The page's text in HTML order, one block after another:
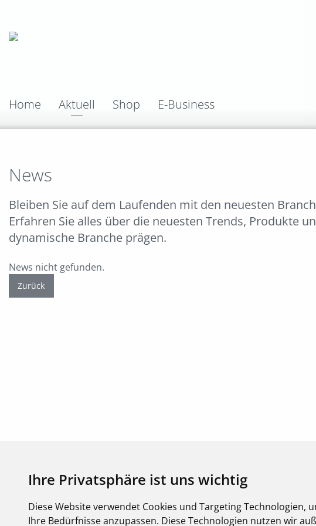
Ihre Privatsphäre ist uns wichtig
Diese Website verwendet Cookies und Targeting Technologien,
Ihre Bedürfnisse anzupassen. Diese Technologien nutzen wir
Home Aktuell Shop E-Business
News
Bleiben Sie auf dem Laufenden mit den neuesten
Erfahren Sie alles über die neuesten Trends, Produkte
dynamische Branche prägen.
News nicht gefunden.
Zurück
Copyright FEGIME Deutschland – 2001 - 2026